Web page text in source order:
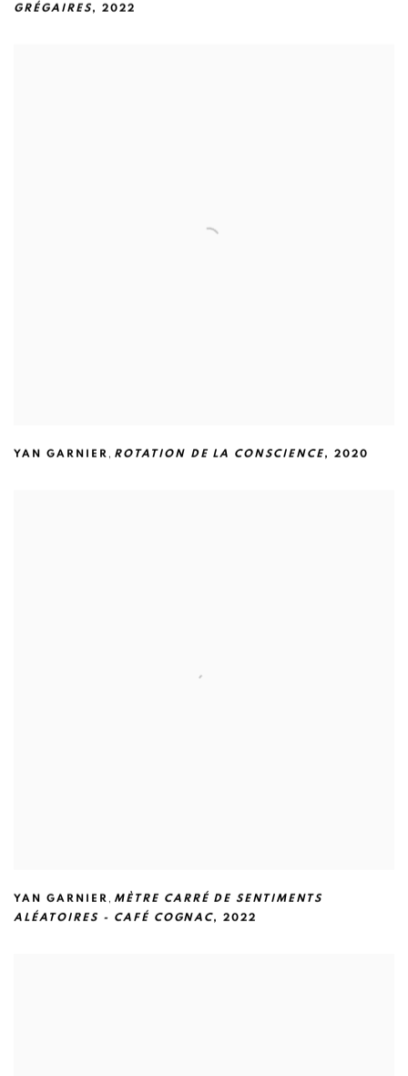
GRÉGAIRES, 2022
YAN GARNIER , ROTATION DE LA CONSCIENCE,2020
YAN GARNIER , MÈTRE CARRÉ DE SENTIMENTS
ALÉATOIRES - CAFÉ COGNAC,2022